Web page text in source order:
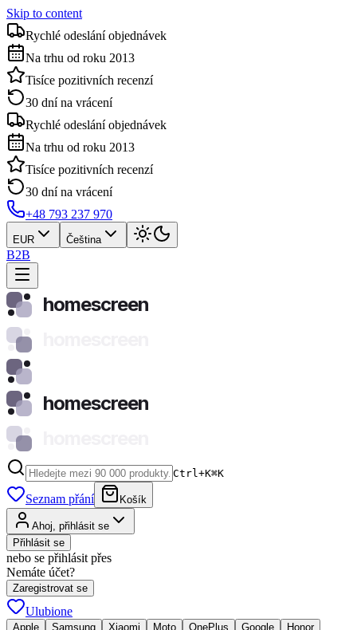
Skip to content
Rychlé odeslání objednávek
Na trhu od roku 2013
Tisíce pozitivních recenzí
30 dní na vrácení
Rychlé odeslání objednávek
Na trhu od roku 2013
Tisíce pozitivních recenzí
30 dní na vrácení
+48 793 237 970
EUR Čeština
B2B
homescreen
homescreen
Ctrl+K⌘K
Seznam přání Košík
Ahoj, přihlásit se
Přihlásit se
nebo se přihlásit přes
Nemáte účet?
Zaregistrovat se
Ulubione
Apple Samsung Xiaomi Moto OnePlus Google
Honor